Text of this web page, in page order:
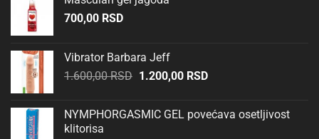
700,00 RSD
Vibrator Barbara Jeff
1.600,00RSD Originalna
bila:
1.200,00 RSDTrenutna
1.200,00 RSD.
NYMPHORGASMIC GEL povećava osetljivost
klitorisa